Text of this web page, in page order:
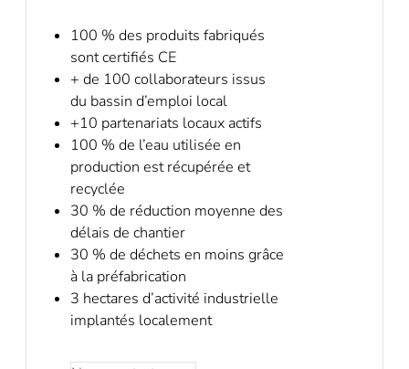
100 % des produits fabriqués
sont certifiés CE
+ de 100 collaborateurs issus
du bassin d’emploi local
+10 partenariats locaux actifs
100 % de l’eau utilisée en
production est récupérée et
recyclée
30 % de réduction moyenne des
délais de chantier
30 % de déchets en moins grâce
à la préfabrication
3 hectares d’activité industrielle
implantés localement